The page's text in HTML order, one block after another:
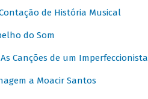
Contação de História Musical
do Som
As Canções de um Imperfeccionista
a Moacir Santos